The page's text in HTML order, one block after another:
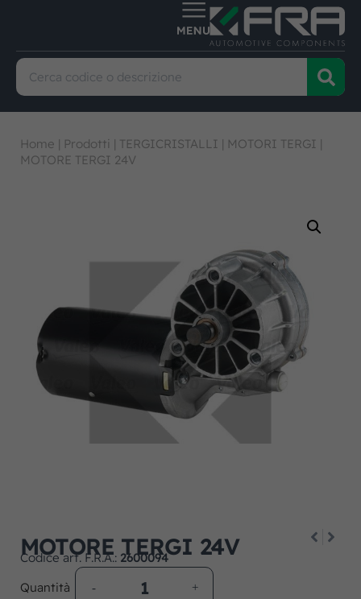
Home | Prodotti | TERGICRISTALLI | MOTORI TERGI |
MOTORE TERGI 24V
MOTORE TERGI 24V
Codice art. F.R.A.: 2600094
Quantità